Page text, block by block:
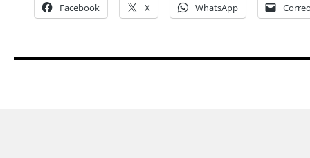
Facebook X WhatsApp